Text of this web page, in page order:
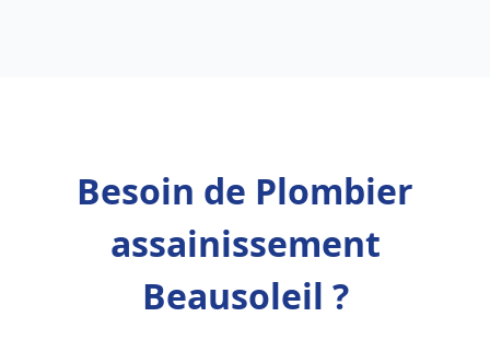
Besoin de Plombier
assainissement
Beausoleil ?